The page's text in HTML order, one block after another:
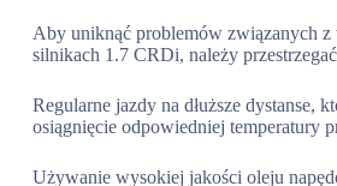
Aby uniknąć problemów związanych
silnikach 1.7 CRDi, należy
Regularne jazdy na dłuższe dystanse,
osiągnięcie odpowiedniej temperatury
Używanie wysokiej jakości oleju